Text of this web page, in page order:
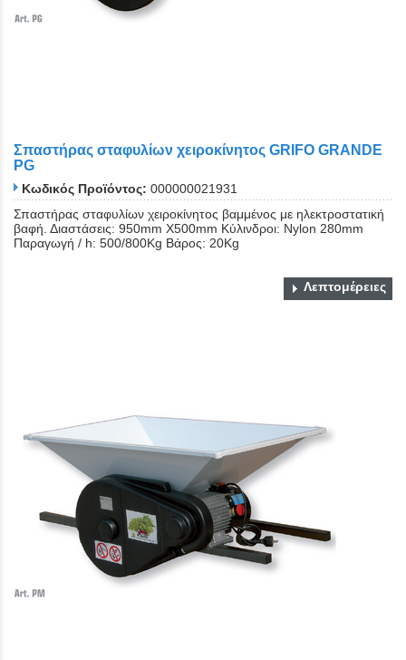
Σπαστήρας σταφυλίων χειροκίνητος GRIFO GRANDE
PG
Κωδικός Προϊόντος: 000000021931
Σπαστήρας σταφυλίων χειροκίνητος βαμμένος με ηλεκτροστατική
βαφή. Διαστάσεις: 950mm Χ500mm Κύλινδροι: Nylon 280mm
Παραγωγή / h: 500/800Kg Βάρος: 20Kg
Λεπτομέρειες